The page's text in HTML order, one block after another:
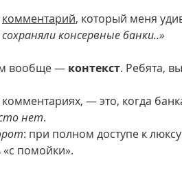
комментарий, который меня
консервные банки..»
вообще — контекст. Ребята,
— это, когда
нет.
: при полном доступе к
помойки».